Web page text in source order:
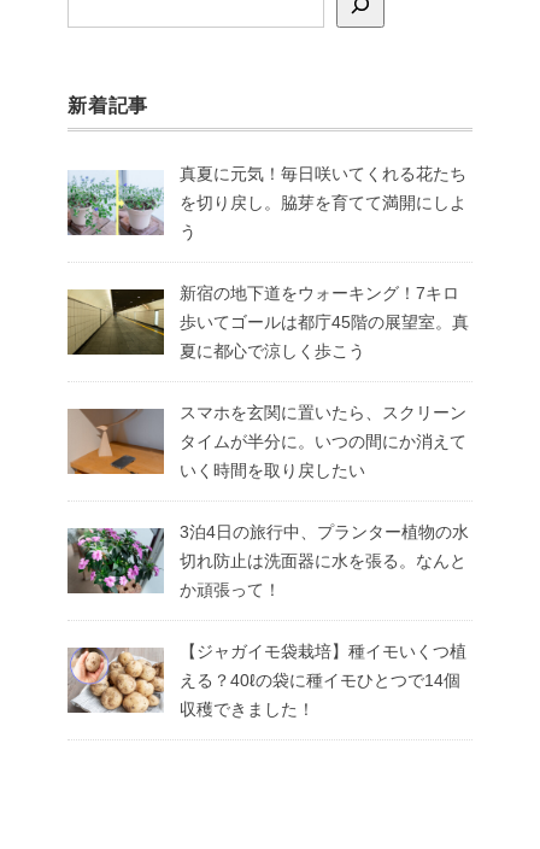
新着記事
真夏に元気！毎日咲いてくれる花たち
を切り戻し。脇芽を育てて満開にしよ
う
新宿の地下道をウォーキング！7キロ
歩いてゴールは都庁45階の展望室。真
夏に都心で涼しく歩こう
スマホを玄関に置いたら、スクリーン
タイムが半分に。いつの間にか消えて
いく時間を取り戻したい
3泊4日の旅行中、プランター植物の水
切れ防止は洗面器に水を張る。なんと
か頑張って！
【ジャガイモ袋栽培】種イモいくつ植
える？40ℓの袋に種イモひとつで14個
収穫できました！